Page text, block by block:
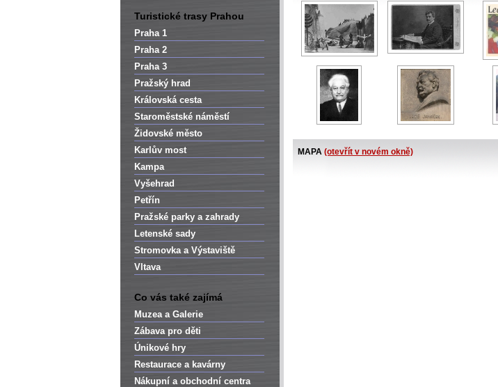
Turistické trasy Prahou
Praha 1
Praha 2
Praha 3
Pražský hrad
Královská cesta
Staroměstské náměstí
Židovské město
Karlův most
Kampa
Vyšehrad
Petřín
Pražské parky a zahrady
Letenské sady
Stromovka a Výstaviště
Vltava
Co vás také zajímá
Muzea a Galerie
Zábava pro děti
Únikové hry
Restaurace a kavárny
Nákupní a obchodní centra
MAPA (otevřít v novém okně)